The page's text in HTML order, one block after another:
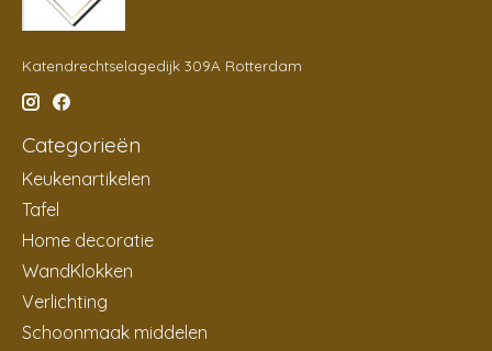
Katendrechtselagedijk 309A Rotterdam
Categorieën
Keukenartikelen
Tafel
Home decoratie
WandKlokken
Verlichting
Schoonmaak middelen